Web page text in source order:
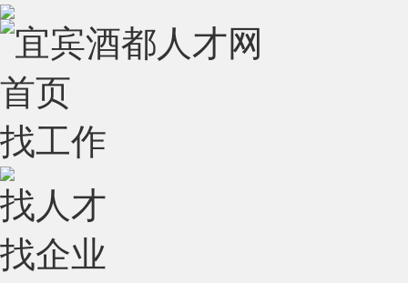
首页
找工作
找人才
找企业